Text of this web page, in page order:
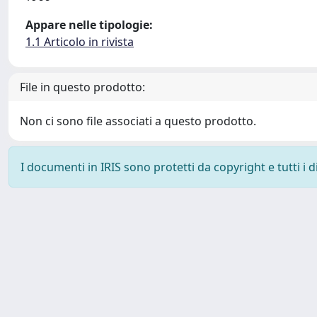
Appare nelle tipologie:
1.1 Articolo in rivista
File in questo prodotto:
Non ci sono file associati a questo prodotto.
I documenti in IRIS sono protetti da copyright e tutti i